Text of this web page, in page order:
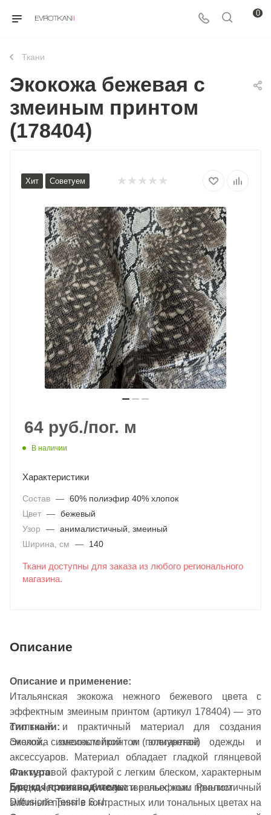
0
Ткани
Экокожа бежевая с
змеиным принтом
(178404)
Хит Советуем
64 руб./пог. м
В наличии
Характеристики
Состав — 60% полиэфир 40% хлопок
Цвет — бежевый
Узор
— анималистичный, змеиный
Ширина, см
— 140
Ткани доступны для заказа из любого регионального
магазина.
Описание
Описание и применение:
Итальянская экокожа нежного бежевого цвета с
эффектным змеиным принтом (артикул 178404) — это
стильный и практичный материал для создания
смелой, износостойкой и элегантной одежды и
аксессуаров. Материал обладает гладкой глянцевой
или матовой фактурой с легким блеском, характерным
для качественных искусственных кож. Реалистичный
змеиный принт в контрастных или тональных цветах на
Тип ткани:
Экокожа с змеиным принтом (полиуретан)
Фактура:
Гладкая, с легким блеском и рельефным принтом
Бренд / производитель:
Diffusione Tessile S.r.l.